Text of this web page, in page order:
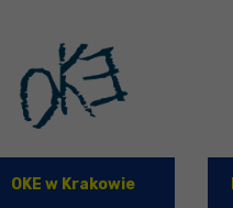
OKE w Krakowie